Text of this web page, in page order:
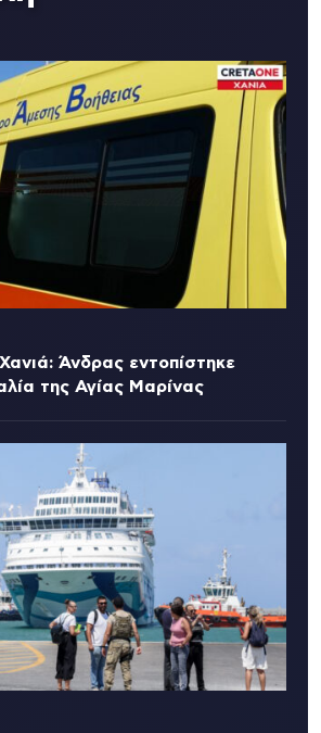
Άνδρας εντοπίστηκε
της Αγίας Μαρίνας